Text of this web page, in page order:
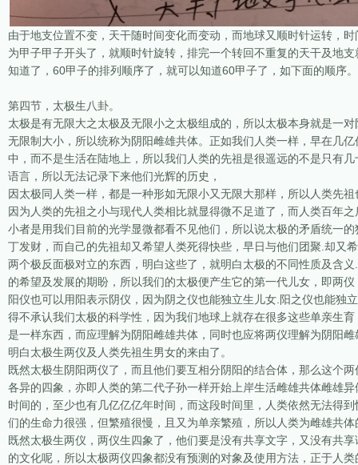
由于地支位置不变，天干随时间变化而变动，而地球又顺时针运转，
为甲子甲子开头了，就顺时针旋转，排完一个转回不重复的天干及地
知道了，60甲子的排列顺序了，就可以知道60甲子了，如下面的顺序。
第四节，太极生八卦。
太极是有无限大之太极及无限小之太极组成的，所以太极本身就是一
无限制大小，所以统称为阴阳雌雄共体。正如我们人类一样，早在几
中，而不是生活在陆地上，所以我们人类的先祖是很遥远的不是只有
语言，所以无法记录下来他们光辉的历史，
因太极同人类一样，都是一种形如无限小又无限大那样，所以人类先
因为人类的先祖之小与现代人类相比就显得微不足道了，而人类百年
小者是用我们目前的光学显微都看不见他们，所以说太极的矛盾统一
丁发财，而自己的先祖却又希望人类死得快些，早日与他们团聚.却又
两个极反面极对立的东西，明白这些了，就明白太极的不同性质及含义.
的希望及发展的期盼，所以我们的太极便产生它的第一代儿女，即两
阳仪也可以用阳表示阴仪，因为阴之仪也能独立生儿女.阳之仪也能独
得不承认我们太极的科学性，因为我们地球上就存在很多这些单亲生
是一样东西，而应理解为阴阳雌雄共体，同时也应将两仪理解为阴阳
明白太极生两仪及人类先祖生男女的来由了。
既然太极生阴阳两仪了，而且他们要互相分阴阳的结合体，那么这个
各异的四象，亦即人类的第二代子孙一样开始上岸生活雌雄共体雌雄
时间的，至少也有几亿亿亿年时间，而这段时间里，人类依然无法得
们的生命力很强，但繁殖很慢，且又为单亲繁殖，所以人类为雌雄共
既然太极生两仪，两仪生四象了，他们要是没有共享文字，又没有共
的文化呢，所以太极两仪四象都没有预测的对象及使用方法，正于人